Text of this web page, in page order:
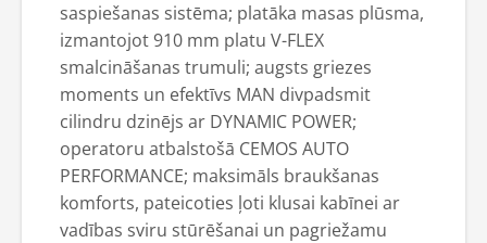
saspiešanas sistēma; platāka masas plūsma,
izmantojot 910 mm platu V-FLEX
smalcināšanas trumuli; augsts griezes
moments un efektīvs MAN divpadsmit
cilindru dzinējs ar DYNAMIC POWER;
operatoru atbalstošā CEMOS AUTO
PERFORMANCE; maksimāls braukšanas
komforts, pateicoties ļoti klusai kabīnei ar
vadības sviru stūrēšanai un pagriežamu